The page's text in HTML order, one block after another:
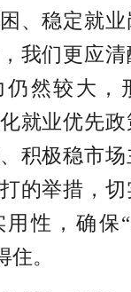
、稳定就
我们更应清
仍然较大，
就业优先
积极稳市
的举措，
用性，确保
住。